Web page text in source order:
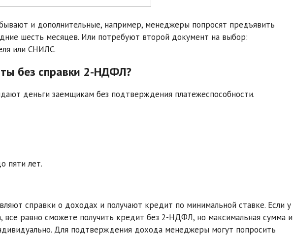
и дополнительные, например, менеджеры попросят предъявить
шесть месяцев. Или потребуют второй документ на выбор:
или СНИЛС.
без справки 2-НДФЛ?
деньги заемщикам без подтверждения платежеспособности.
пяти лет.
справки о доходах и получают кредит по минимальной ставке. Если у
все равно сможете получить кредит без 2-НДФЛ, но максимальная сумма и
Для подтверждения дохода менеджеры могут попросить